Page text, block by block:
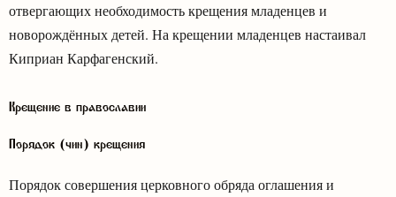
отвергающих необходимость крещения младенцев и
новорождённых детей. На крещении младенцев настаивал
Киприан Карфагенский.
Крещение в православии
Порядок (чин) крещения
Порядок совершения церковного обряда оглашения и